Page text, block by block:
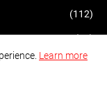
(112)
(73)
(69)
Learn more